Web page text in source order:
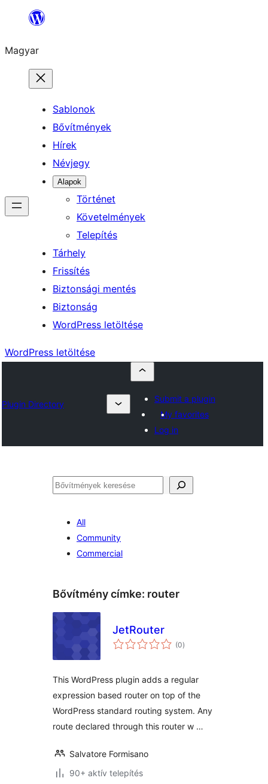
Ugrás
tartalomhoz
Magyar
Sablonok
Bővítmények
Hírek
Névjegy
Alapok
Történet
Követelmények
Telepítés
Tárhely
Frissítés
Biztonsági mentés
Biztonság
WordPress letöltése
WordPress letöltése
Plugin Directory
Submit a plugin
My favorites
Log in
Keresés
All
Community
Commercial
Bővítmény címke: router
JetRouter
(0értékelés
összesen
)
This WordPress plugin adds a regular
expression based router on top of the
WordPress standard routing system. Any
route declared through this router w …
Salvatore Formisano
90+ aktív telepítés